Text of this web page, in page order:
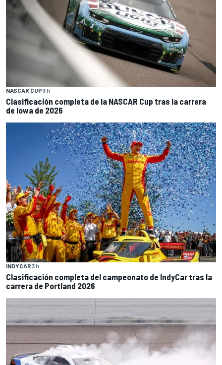
NASCAR CUP3 h
Clasificación completa de la NASCAR Cup tras la carrera
de Iowa de 2026
INDYCAR3 h
Clasificación completa del campeonato de IndyCar tras la
carrera de Portland 2026